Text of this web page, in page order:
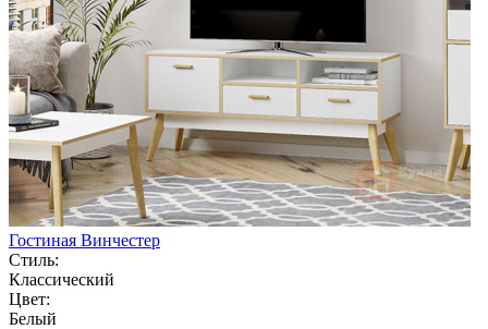
Гостиная Винчестер
Стиль:
Классический
Цвет:
Белый